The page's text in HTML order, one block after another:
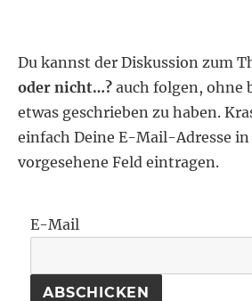
Du kannst der Diskussion zum
oder nicht…? auch folgen, ohne
etwas geschrieben zu haben.
einfach Deine E-Mail-Adresse in
vorgesehene Feld eintragen.
E-Mail